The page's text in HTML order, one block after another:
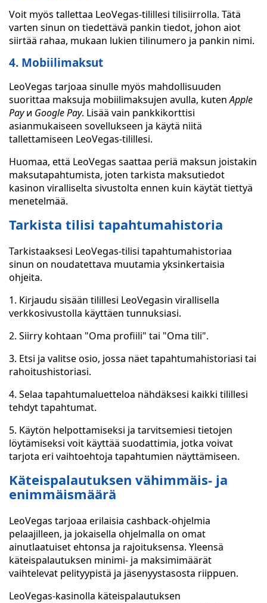
Voit myös tallettaa LeoVegas-tilillesi tilisiirrolla. Tätä
varten sinun on tiedettävä pankin tiedot, johon aiot
siirtää rahaa, mukaan lukien tilinumero ja pankin nimi.
4. Mobiilimaksut
LeoVegas tarjoaa sinulle myös mahdollisuuden
suorittaa maksuja mobiilimaksujen avulla, kutenApple
Payи Google Pay. Lisää vain pankkikorttisi
asianmukaiseen sovellukseen ja käytä niitä
tallettamiseen LeoVegas-tilillesi.
Huomaa, että LeoVegas saattaa periä maksun joistakin
maksutapahtumista, joten tarkista maksutiedot
kasinon viralliselta sivustolta ennen kuin käytät tiettyä
menetelmää.
Tarkista tilisi tapahtumahistoria
Tarkistaaksesi LeoVegas-tilisi tapahtumahistoriaa
sinun on noudatettava muutamia yksinkertaisia
ohjeita.
1. Kirjaudu sisään tilillesi LeoVegasin virallisella
verkkosivustolla käyttäen tunnuksiasi.
2. Siirry kohtaan "Oma profiili" tai "Oma tili".
3. Etsi ja valitse osio, jossa näet tapahtumahistoriasi tai
rahoitushistoriasi.
4. Selaa tapahtumaluetteloa nähdäksesi kaikki tilillesi
tehdyt tapahtumat.
5. Käytön helpottamiseksi ja tarvitsemiesi tietojen
löytämiseksi voit käyttää suodattimia, jotka voivat
tarjota eri vaihtoehtoja tapahtumien näyttämiseen.
Käteispalautuksen vähimmäis- ja
enimmäismäärä
LeoVegas tarjoaa erilaisia cashback-ohjelmia
pelaajilleen, ja jokaisella ohjelmalla on omat
ainutlaatuiset ehtonsa ja rajoituksensa. Yleensä
käteispalautuksen minimi- ja maksimimäärät
vaihtelevat pelityypistä ja jäsenyystasosta riippuen.
LeoVegas-kasinolla käteispalautuksen